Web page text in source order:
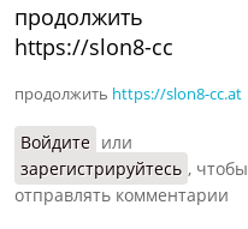
продолжить
https://slon8-cc
продолжить https://slon8-cc.at
Войдите или
зарегистрируйтесь , чтобы
отправлять комментарии